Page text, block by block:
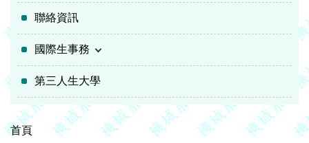
聯絡資訊
國際生事務
第三人生大學
首頁